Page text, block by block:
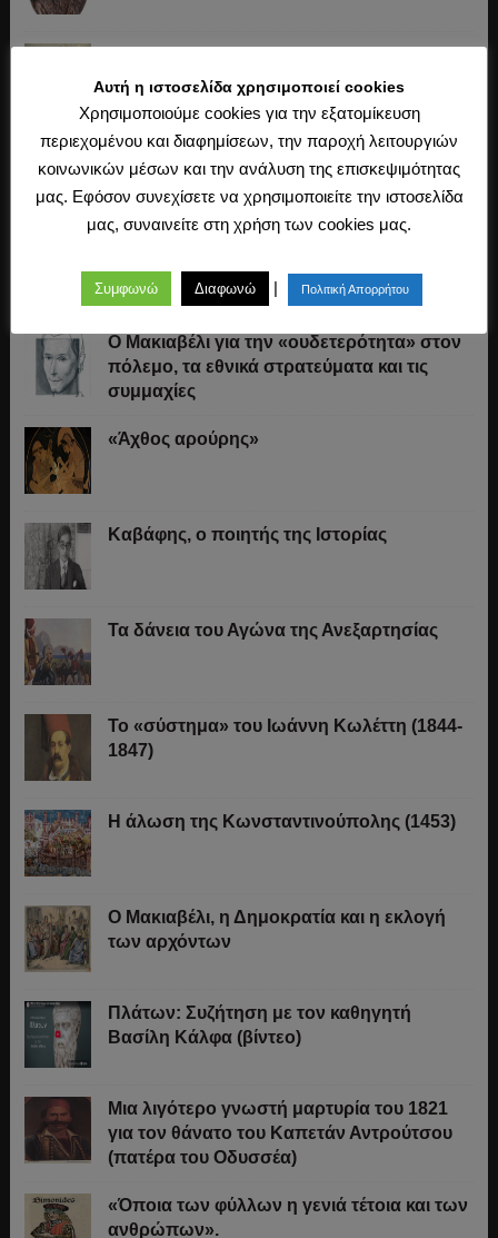
της Ηπείρου
«Δει δη χρημάτων.» Κάντε μια μικρή
«δωρεά» στον «Ερανιστή»!
O Μακιαβέλι για την «ουδετερότητα» στον
πόλεμο, τα εθνικά στρατεύματα και τις
συμμαχίες
«Άχθος αρούρης»
Καβάφης, ο ποιητής της Ιστορίας
Τα δάνεια του Αγώνα της Ανεξαρτησίας
Το «σύστημα» του Ιωάννη Κωλέττη (1844-
1847)
Η άλωση της Κωνσταντινούπολης (1453)
Ο Μακιαβέλι, η Δημοκρατία και η εκλογή
των αρχόντων
Πλάτων: Συζήτηση με τον καθηγητή
Βασίλη Κάλφα (βίντεο)
Μια λιγότερο γνωστή μαρτυρία του 1821
για τον θάνατο του Καπετάν Αντρούτσου
(πατέρα του Οδυσσέα)
«Όποια των φύλλων η γενιά τέτοια και των
ανθρώπων».
Αυτή η ιστοσελίδα χρησιμοποιεί cookies
Χρησιμοποιούμε cookies για την εξατομίκευση
περιεχομένου και διαφημίσεων, την παροχή λειτουργιών
κοινωνικών μέσων και την ανάλυση της επισκεψιμότητας
μας. Εφόσον συνεχίσετε να χρησιμοποιείτε την ιστοσελίδα
μας, συναινείτε στη χρήση των cookies μας.
Συμφωνώ Διαφωνώ | Πολιτική Απορρήτου